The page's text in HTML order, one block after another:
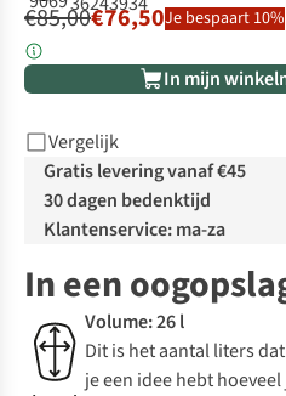
€85,00€76,50Je bespaart 10%
In mijn
Vergelijk
Gratis levering vanaf €45
30 dagen bedenktijd
Klantenservice: ma-za
In een
Volume: 26 l
Dit is het aantal liters
je een idee hebt